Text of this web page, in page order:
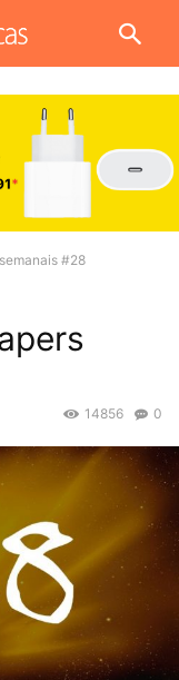
#28
0
14856